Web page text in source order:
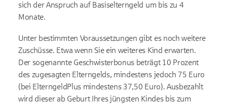
sich der Anspruch auf Basiselterngeld um bis zu 4
Monate.
Unter bestimmten Voraussetzungen gibt es noch weitere
Zuschüsse. Etwa wenn Sie ein weiteres Kind erwarten.
Der sogenannte Geschwisterbonus beträgt 10 Prozent
des zugesagten Elterngelds, mindestens jedoch 75 Euro
(bei ElterngeldPlus mindestens 37,50 Euro). Ausbezahlt
wird dieser ab Geburt Ihres jüngsten Kindes bis zum